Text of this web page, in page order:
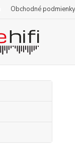
Obchodné podmienky